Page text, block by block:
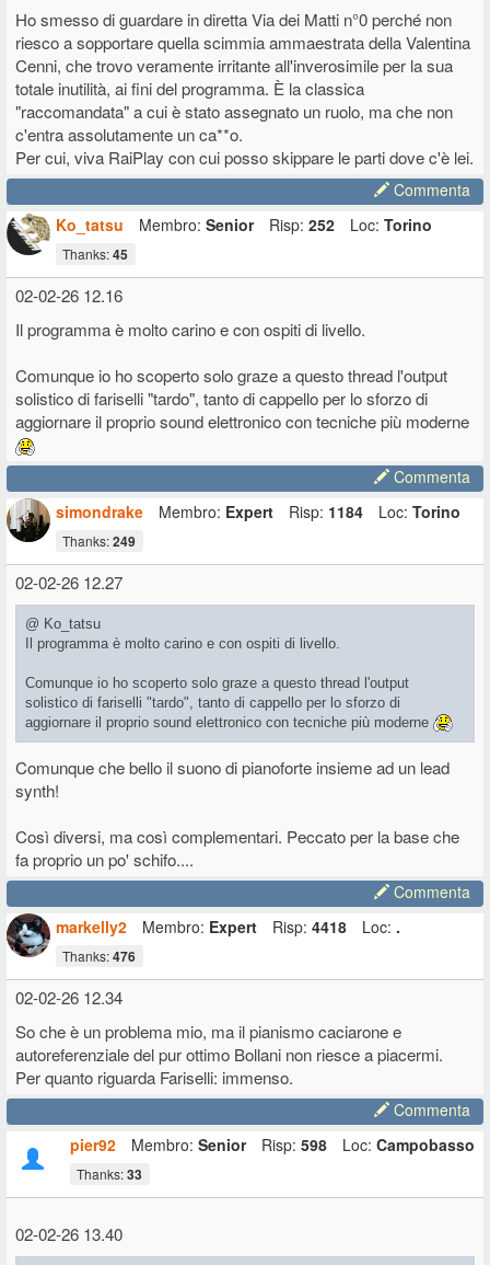
Ho smesso di guardare in diretta Via dei Matti n°0 perché non
riesco a sopportare quella scimmia ammaestrata della Valentina
Cenni, che trovo veramente irritante all'inverosimile per la sua
totale inutilità, ai fini del programma. È la classica
"raccomandata" a cui è stato assegnato un ruolo, ma che non
c'entra assolutamente un ca**o.
Per cui, viva RaiPlay con cui posso skippare le parti dove c'è lei.
Commenta
Ko_tatsu
Membro: Senior Risp: 252 Loc: Torino
Thanks:45
02-02-26 12.16
Il programma è molto carino e con ospiti di livello.
Comunque io ho scoperto solo graze a questo thread l'output
solistico di fariselli "tardo", tanto di cappello per lo sforzo di
aggiornare il proprio sound elettronico con tecniche più moderne
Commenta
simondrake
Membro: Expert Risp: 1184 Loc: Torino
Thanks:249
02-02-26 12.27
@ Ko_tatsu
Il programma è molto carino e con ospiti di livello.
Comunque io ho scoperto solo graze a questo thread l'output
solistico di fariselli "tardo", tanto di cappello per lo sforzo di
aggiornare il proprio sound elettronico con tecniche più moderne
Comunque che bello il suono di pianoforte insieme ad un lead
synth!
Così diversi, ma così complementari. Peccato per la base che
fa proprio un po' schifo....
Commenta
markelly2
Membro: Expert Risp: 4418 Loc: .
Thanks:476
02-02-26 12.34
So che è un problema mio, ma il pianismo caciarone e
autoreferenziale del pur ottimo Bollani non riesce a piacermi.
Per quanto riguarda Fariselli: immenso.
Commenta
pier92
Membro: Senior Risp: 598 Loc: Campobasso
Thanks:33
02-02-26 13.40